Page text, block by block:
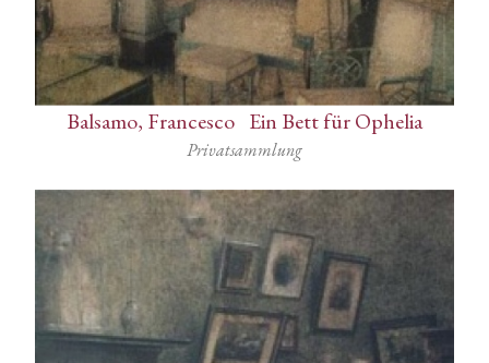
Balsamo, Francesco Ein Bett für Ophelia
Privatsammlung